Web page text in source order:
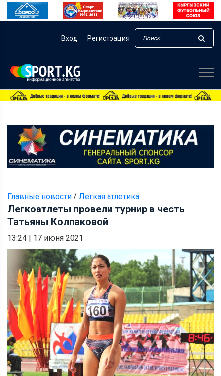
Вход Регистрация
Главные новости / Легкая атлетика
Легкоатлеты провели турнир в честь
Татьяны Колпаковой
13:24 | 17 июня 2021